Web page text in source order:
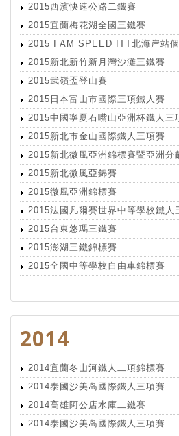
2015西濱快速公路二鐵賽
2015宜蘭梅花湖全國三鐵賽
2015 I AM SPEED ITT北海岸站
2015新北新竹新月灣沙灘三鐵賽
2015武嶺盃登山賽
2015日本富山市國際三項鐵人賽
2015中國寧夏石嘴山亞洲杯鐵人三
2015新北市金山國際鐵人三項賽
2015新北微風亞洲錦標賽暨亞洲分
2015新北微風亞錦賽
2015微風亞洲錦標賽
2015法國凡爾賽世界中等學校鐵人
2015台東悠瑪三鐵賽
2015澎湖三鐵錦標賽
2015全國中等學校自由車錦標賽
2014
2014宜蘭冬山河鐵人二項錦標賽
2014泰國沙美岛國際鐵人三項賽
2014高雄阿公店水庫二鐵賽
2014泰國沙美岛國際鐵人三項賽